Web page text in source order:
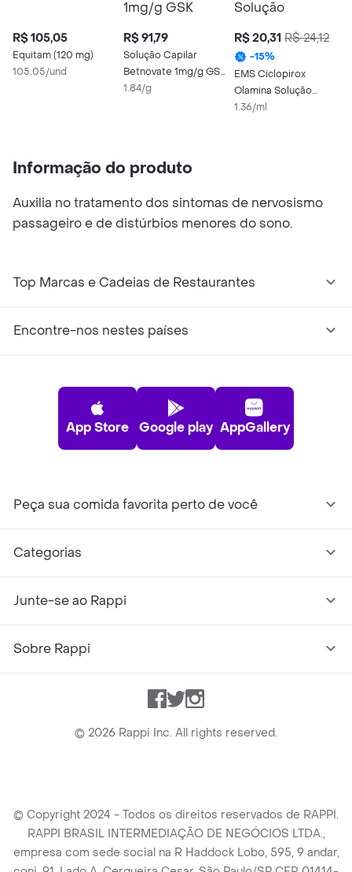
R$ 105,05
Equitam (120 mg)
105.05/und
R$ 91,79
Solução Capilar
Betnovate 1mg/g GSK
50g
1.84/g
R$ 20,31 R$ 24,12
-15%
EMS Ciclopirox
Olamina Solução
Tópica 10mg/ml 15ml
1.36/ml
Informação do produto
Auxilia no tratamento dos sintomas de nervosismo
passageiro e de distúrbios menores do sono.
Top Marcas e Cadeias de Restaurantes
Encontre-nos nestes países
App Store Google play AppGallery
Peça sua comida favorita perto de você
Categorias
Junte-se ao Rappi
Sobre Rappi
Facebook
TwitterInstagram
© 2026 Rappi Inc. All rights reserved.
© Copyright 2024 - Todos os direitos reservados de RAPPI.
RAPPI BRASIL INTERMEDIAÇÃO DE NEGÓCIOS LTDA.,
empresa com sede social na R Haddock Lobo, 595, 9 andar,